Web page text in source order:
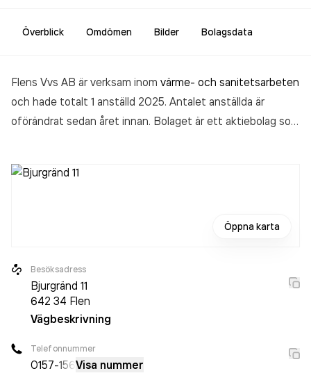
Överblick Omdömen Bilder Bolagsdata
Flens Vvs AB är verksam inom värme- och sanitetsarbeten
och hade totalt 1 anställd 2025. Antalet anställda är
oförändrat sedan året innan. Bolaget är ett aktiebolag som
Öppna karta
Besöksadress
Bjurgränd 11
642 34 Flen
Vägbeskrivning
Telefonnummer
0157-156Visa nummer